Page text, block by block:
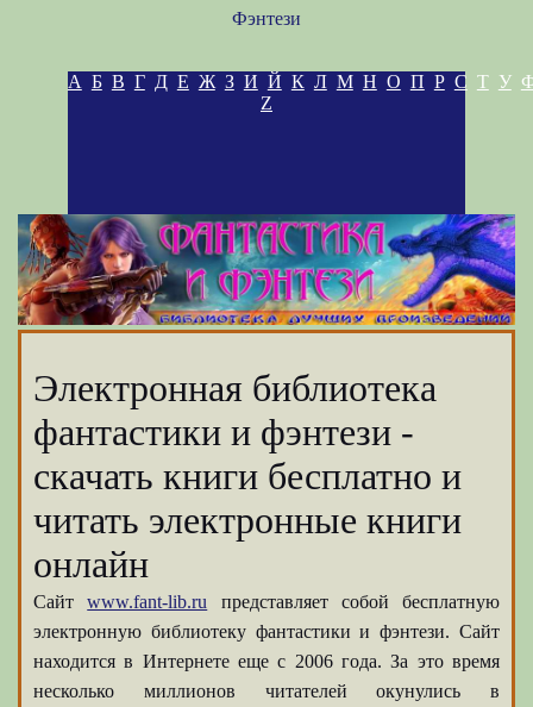
Фэнтези
А Б В Г Д Е Ж З И Й К Л М Н О П Р С Т У
Z
Электронная библиотека
фантастики и фэнтези -
скачать книги бесплатно и
читать электронные книги
онлайн
Сайтwww.fant-lib.ru представляет собой бесплатную
электронную библиотеку фантастики и фэнтези. Сайт
находится в Интернете еще с 2006 года. За это время
несколько миллионов читателей окунулись в